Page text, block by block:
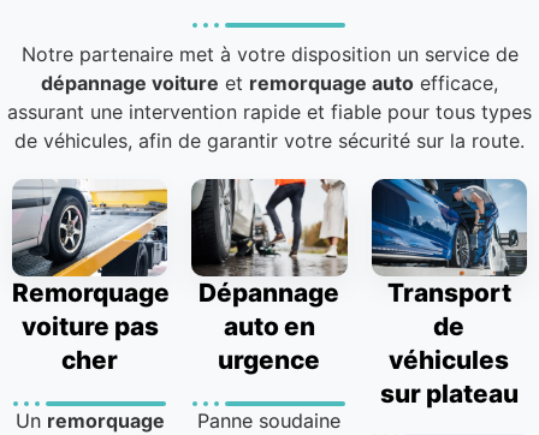
Notre partenaire met à votre disposition un service de
dépannage voiture et remorquage auto efficace,
assurant une intervention rapide et fiable pour tous types
de véhicules, afin de garantir votre sécurité sur la route.
Remorquage
voiture pas
cher
Un remorquage
Dépannage
auto en
urgence
Panne soudaine
Transport
de
véhicules
sur plateau